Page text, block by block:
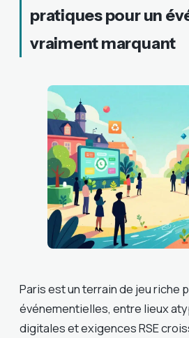
pratiques pour un
vraiment marquant
Paris est un terrain de jeu riche
événementielles, entre lieux
digitales et exigences RSE